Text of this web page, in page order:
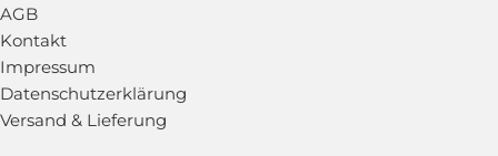
AGB
Kontakt
Impressum
Datenschutzerklärung
Versand & Lieferung